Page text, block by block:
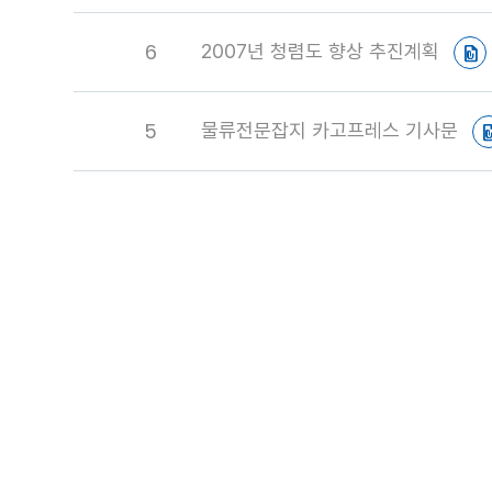
6 2007년 청렴도 향상 추진계획
5 물류전문잡지 카고프레스 기사문